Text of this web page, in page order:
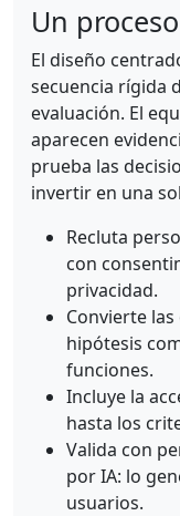
Un
El diseño
secuencia rígida
evaluación. El
aparecen
prueba las
invertir en una
Recluta
con
privacidad.
Convierte
hipótesis
funciones.
Incluye la
hasta los
Valida con
por IA: lo
usuarios.